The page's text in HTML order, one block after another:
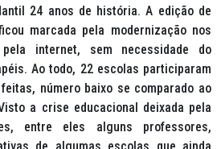
24 anos de história. A edição de
marcada pela modernização nos
internet, sem necessidade do
Ao todo, 22 escolas participaram
número baixo se comparado ao
a crise educacional deixada pela
entre eles alguns professores,
de algumas escolas que ainda